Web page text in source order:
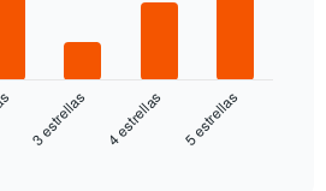
3 estrellas 4 estrellas 5 estrellas